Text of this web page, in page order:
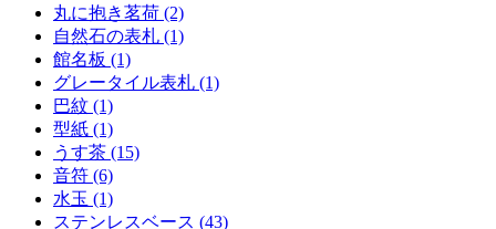
丸に抱き茗荷 (2)
自然石の表札 (1)
館名板 (1)
グレータイル表札 (1)
巴紋 (1)
型紙 (1)
うす茶 (15)
音符 (6)
水玉 (1)
ステンレスベース (43)